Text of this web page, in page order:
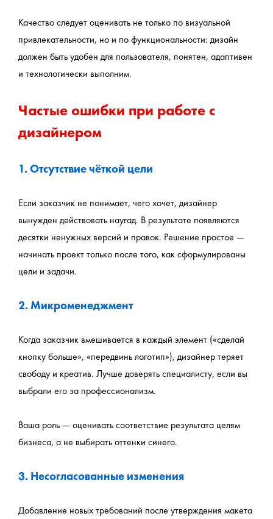
Качество следует оценивать не только по визуальной
привлекательности, но и по функциональности: дизайн
должен быть удобен для пользователя, понятен, адаптивен
и технологически выполним.
Частые ошибки при работе с
дизайнером
1. Отсутствие чёткой цели
Если заказчик не понимает, чего хочет, дизайнер
вынужден действовать наугад. В результате появляются
десятки ненужных версий и правок. Решение простое —
начинать проект только после того, как сформулированы
цели и задачи.
2. Микроменеджмент
Когда заказчик вмешивается в каждый элемент («сделай
кнопку больше», «передвинь логотип»), дизайнер теряет
свободу и креатив. Лучше доверять специалисту, если вы
выбрали его за профессионализм.
Ваша роль — оценивать соответствие результата целям
бизнеса, а не выбирать оттенки синего.
3. Несогласованные изменения
Добавление новых требований после утверждения макета